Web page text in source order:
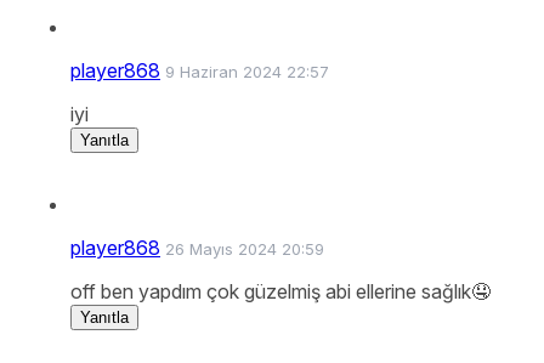
player868 9 Haziran 2024 22:57
iyi
Yanıtla
player868 26 Mayıs 2024 20:59
off ben yapdım çok güzelmiş abi ellerine sağlık🤤
Yanıtla